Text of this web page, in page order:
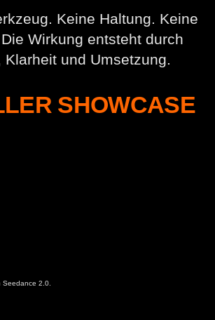
Keine Haltung. Keine
Wirkung entsteht durch
Klarheit und Umsetzung.
SHOWCASE
Seedance 2.0.